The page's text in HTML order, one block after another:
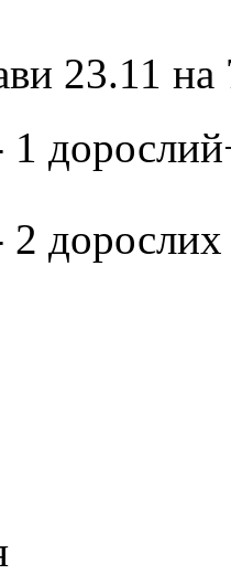
23.11 на
дорослих